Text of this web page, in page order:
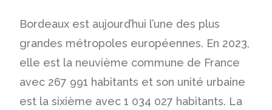
Bordeaux est aujourd’hui l’une des plus
grandes métropoles européennes. En 2023,
elle est la neuvième commune de France
avec 267 991 habitants et son unité urbaine
est la sixième avec 1 034 027 habitants. La